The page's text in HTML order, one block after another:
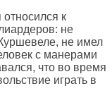
к
не
не имел
с манерами
что во время
играть в